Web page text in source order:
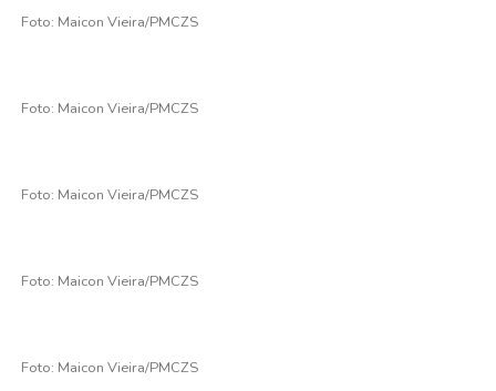
Foto: Maicon Vieira/PMCZS
Foto: Maicon Vieira/PMCZS
Foto: Maicon Vieira/PMCZS
Foto: Maicon Vieira/PMCZS
Foto: Maicon Vieira/PMCZS